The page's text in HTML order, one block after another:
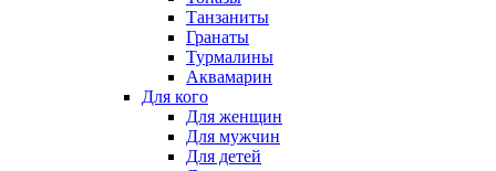
Танзаниты
Гранаты
Турмалины
Аквамарин
Для кого
Для женщин
Для мужчин
Для детей